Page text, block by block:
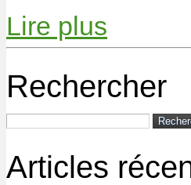
Lire plus
Rechercher
Articles